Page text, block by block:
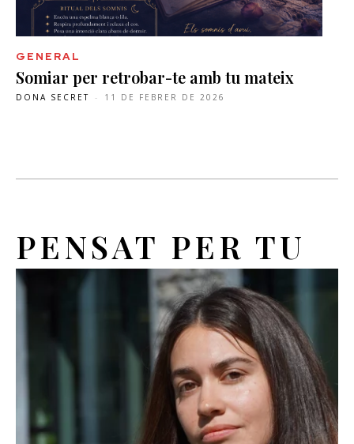
GENERAL
Somiar per retrobar-te amb tu mateix
DONA SECRET - 11 DE FEBRER DE 2026
PENSAT PER TU